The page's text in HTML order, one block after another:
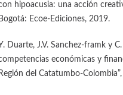
hipoacusia: una acción
Bogotá: Ecoe-Ediciones, 2019.
Duarte, J.V. Sanchez-framk y
económicas y
Región del Catatumbo-